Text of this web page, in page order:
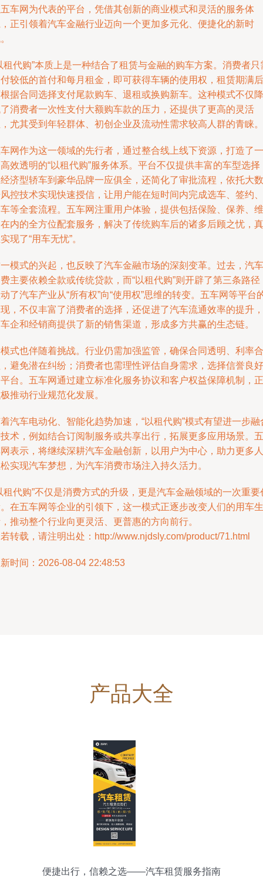
车网为代表的平台，凭借其创新的商业模式和灵活的服务体
正引领着汽车金融行业迈向一个更加多元化、便捷化的新时
租代购”本质上是一种结合了租赁与金融的购车方案。消费者只
较低的首付和每月租金，即可获得车辆的使用权，租赁期满后
据合同选择支付尾款购车、退租或换购新车。这种模式不仅降
消费者一次性支付大额购车款的压力，还提供了更高的灵活
尤其受到年轻群体、初创企业及流动性需求较高人群的青睐。
网作为这一领域的先行者，通过整合线上线下资源，打造了一
效透明的“以租代购”服务体系。平台不仅提供丰富的车型选择
济型轿车到豪华品牌一应俱全，还简化了审批流程，依托大数
控技术实现快速授信，让用户能在短时间内完成选车、签约、
等全套流程。五车网注重用户体验，提供包括保险、保养、维
内的全方位配套服务，解决了传统购车后的诸多后顾之忧，真
现了“用车无忧”。
模式的兴起，也反映了汽车金融市场的深刻变革。过去，汽车
主要依赖全款或传统贷款，而“以租代购”则开辟了第三条路径
了汽车产业从“所有权”向“使用权”思维的转变。五车网等平台
，不仅丰富了消费者的选择，还促进了汽车流通效率的提升，
企和经销商提供了新的销售渠道，形成多方共赢的生态链。
式也伴随着挑战。行业仍需加强监管，确保合同透明、利率合
避免潜在纠纷；消费者也需理性评估自身需求，选择信誉良好
台。五车网通过建立标准化服务协议和客户权益保障机制，正
推动行业规范化发展。
汽车电动化、智能化趋势加速，“以租代购”模式有望进一步融
术，例如结合订阅制服务或共享出行，拓展更多应用场景。五
表示，将继续深耕汽车金融创新，以用户为中心，助力更多人
实现汽车梦想，为汽车消费市场注入持久活力。
租代购”不仅是消费方式的升级，更是汽车金融领域的一次重要
在五车网等企业的引领下，这一模式正逐步改变人们的用车生
推动整个行业向更灵活、更普惠的方向前行。
转载，请注明出处：http://www.njdsly.com/product/71.html
时间：2026-08-04 22:48:53
产品大全
便捷出行，信赖之选——汽车租赁服务指南